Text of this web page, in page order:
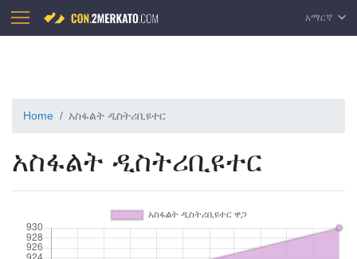
አማርኛ
Home አስፋልት ዲስትሪቢዩተር
አስፋልት ዲስትሪቢዩተር